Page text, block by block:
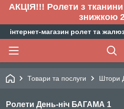
АКЦІЯ!!! Ролети з тканини
знижкою
інтернет-магазин ролет та
Товари та послуги Штори
Ролети День-ніч БАГАМА 1